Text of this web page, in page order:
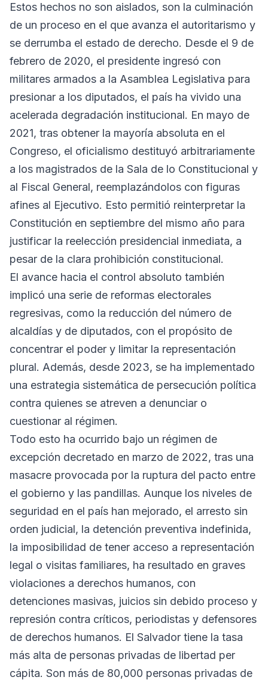
Estos hechos no son aislados, son la culminación
de un proceso en el que avanza el autoritarismo y
se derrumba el estado de derecho. Desde el 9 de
febrero de 2020, el presidente ingresó con
militares armados a la Asamblea Legislativa para
presionar a los diputados, el país ha vivido una
acelerada degradación institucional. En mayo de
2021, tras obtener la mayoría absoluta en el
Congreso, el oficialismo destituyó arbitrariamente
a los magistrados de la Sala de lo Constitucional y
al Fiscal General, reemplazándolos con figuras
afines al Ejecutivo. Esto permitió reinterpretar la
Constitución en septiembre del mismo año para
justificar la reelección presidencial inmediata, a
pesar de la clara prohibición constitucional.
El avance hacia el control absoluto también
implicó una serie de reformas electorales
regresivas, como la reducción del número de
alcaldías y de diputados, con el propósito de
concentrar el poder y limitar la representación
plural. Además, desde 2023, se ha implementado
una estrategia sistemática de persecución política
contra quienes se atreven a denunciar o
cuestionar al régimen.
Todo esto ha ocurrido bajo un régimen de
excepción decretado en marzo de 2022, tras una
masacre provocada por la ruptura del pacto entre
el gobierno y las pandillas. Aunque los niveles de
seguridad en el país han mejorado, el arresto sin
orden judicial, la detención preventiva indefinida,
la imposibilidad de tener acceso a representación
legal o visitas familiares, ha resultado en graves
violaciones a derechos humanos, con
detenciones masivas, juicios sin debido proceso y
represión contra críticos, periodistas y defensores
de derechos humanos. El Salvador tiene la tasa
más alta de personas privadas de libertad per
cápita. Son más de 80,000 personas privadas de